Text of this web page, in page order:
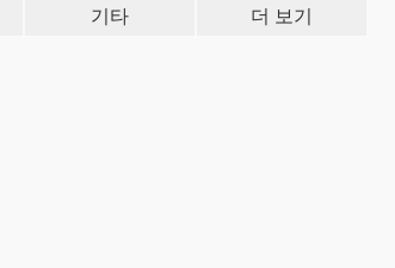
기타 더 보기